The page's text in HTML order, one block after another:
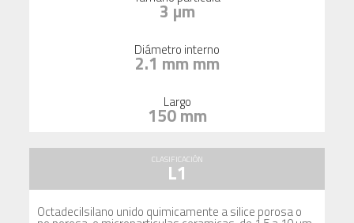
3 µm
Diámetro interno
2.1 mm mm
Largo
150 mm
CLASIFICACIÓN
L1
Octadecilsilano unido quimicamente a silice porosa o